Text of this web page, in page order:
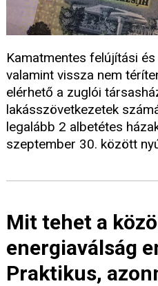
Kamatmentes felújítási
valamint vissza nem
elérhető a zuglói
lakásszövetkezetek
legalább 2 albetétes
szeptember 30. között
Mit tehet a
energiaválság
Praktikus,